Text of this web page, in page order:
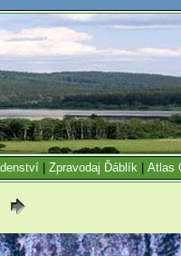
Zpravodaj Ďáblík Atlas